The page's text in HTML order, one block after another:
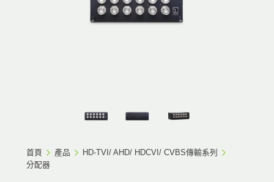
首頁 產品
HD-TVI/ AHD/ HDCVI/ CVBS傳輸系列
分配器